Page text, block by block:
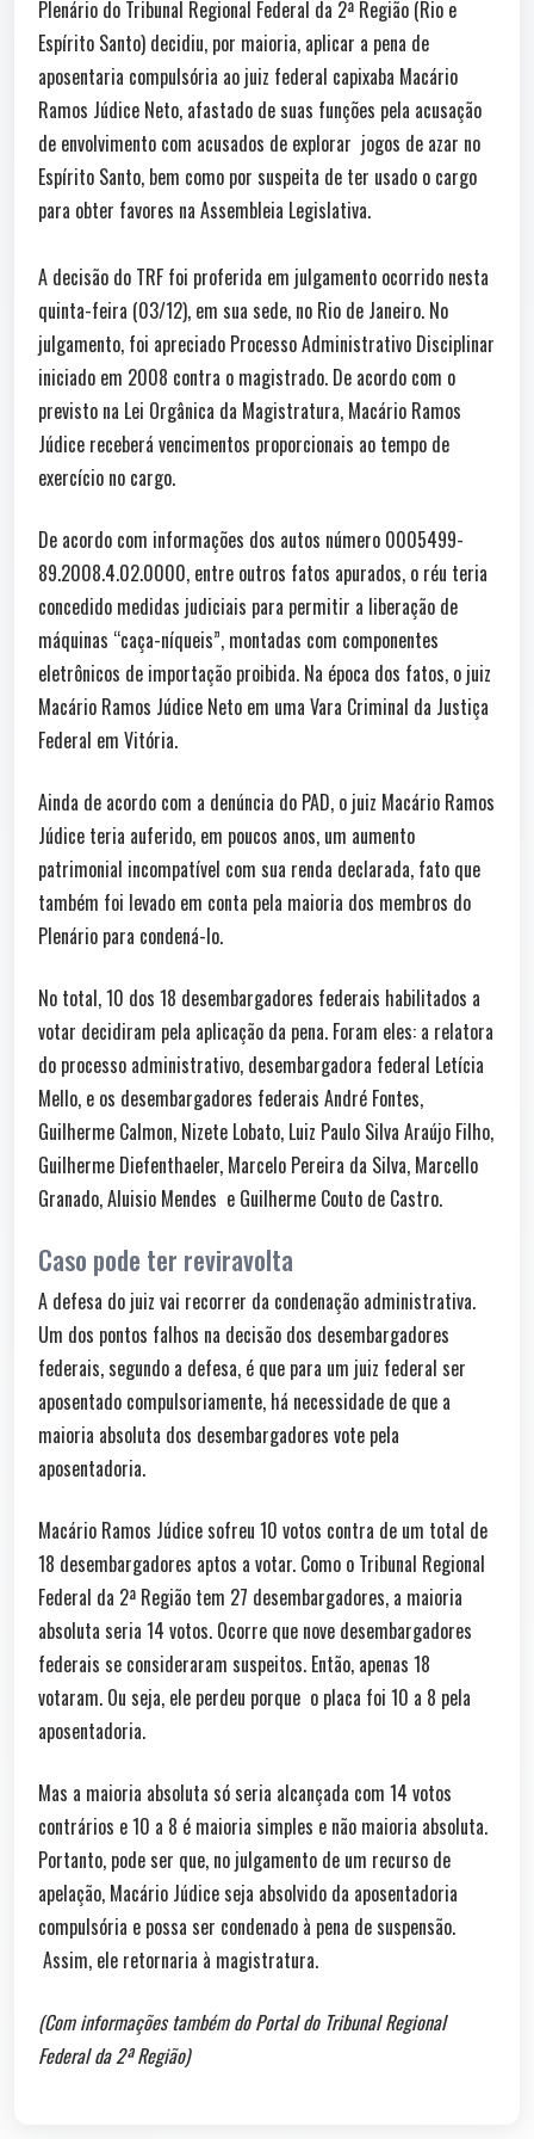
Plenário do Tribunal Regional Federal da 2ª Região (Rio e
Espírito Santo) decidiu, por maioria, aplicar a pena de
aposentaria compulsória ao juiz federal capixaba Macário
Ramos Júdice Neto, afastado de suas funções pela acusação
de envolvimento com acusados de explorar jogos de azar no
Espírito Santo, bem como por suspeita de ter usado o cargo
para obter favores na Assembleia Legislativa.
A decisão do TRF foi proferida em julgamento ocorrido nesta
quinta-feira (03/12), em sua sede, no Rio de Janeiro. No
julgamento, foi apreciado Processo Administrativo Disciplinar
iniciado em 2008 contra o magistrado. De acordo com o
previsto na Lei Orgânica da Magistratura, Macário Ramos
Júdice receberá vencimentos proporcionais ao tempo de
exercício no cargo.
De acordo com informações dos autos número 0005499-
89.2008.4.02.0000, entre outros fatos apurados, o réu teria
concedido medidas judiciais para permitir a liberação de
máquinas “caça-níqueis”, montadas com componentes
eletrônicos de importação proibida. Na época dos fatos, o juiz
Macário Ramos Júdice Neto em uma Vara Criminal da Justiça
Federal em Vitória.
Ainda de acordo com a denúncia do PAD, o juiz Macário Ramos
Júdice teria auferido, em poucos anos, um aumento
patrimonial incompatível com sua renda declarada, fato que
também foi levado em conta pela maioria dos membros do
Plenário para condená-lo.
No total, 10 dos 18 desembargadores federais habilitados a
votar decidiram pela aplicação da pena. Foram eles: a relatora
do processo administrativo, desembargadora federal Letícia
Mello, e os desembargadores federais André Fontes,
Guilherme Calmon, Nizete Lobato, Luiz Paulo Silva Araújo Filho,
Guilherme Diefenthaeler, Marcelo Pereira da Silva, Marcello
Granado, Aluisio Mendes e Guilherme Couto de Castro.
Caso pode ter reviravolta
A defesa do juiz vai recorrer da condenação administrativa.
Um dos pontos falhos na decisão dos desembargadores
federais, segundo a defesa, é que para um juiz federal ser
aposentado compulsoriamente, há necessidade de que a
maioria absoluta dos desembargadores vote pela
aposentadoria.
Macário Ramos Júdice sofreu 10 votos contra de um total de
18 desembargadores aptos a votar. Como o Tribunal Regional
Federal da 2ª Região tem 27 desembargadores, a maioria
absoluta seria 14 votos. Ocorre que nove desembargadores
federais se consideraram suspeitos. Então, apenas 18
votaram. Ou seja, ele perdeu porque o placa foi 10 a 8 pela
aposentadoria.
Mas a maioria absoluta só seria alcançada com 14 votos
contrários e 10 a 8 é maioria simples e não maioria absoluta.
Portanto, pode ser que, no julgamento de um recurso de
apelação, Macário Júdice seja absolvido da aposentadoria
compulsória e possa ser condenado à pena de suspensão.
Assim, ele retornaria à magistratura.
(Com informações também do Portal do Tribunal Regional
Federal da 2ª Região)